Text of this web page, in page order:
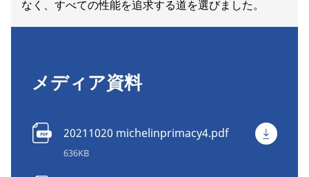
なく、すべての性能を追求する道を選びました。
メディア資料
20211020 michelinprimacy4.pdf
636KB